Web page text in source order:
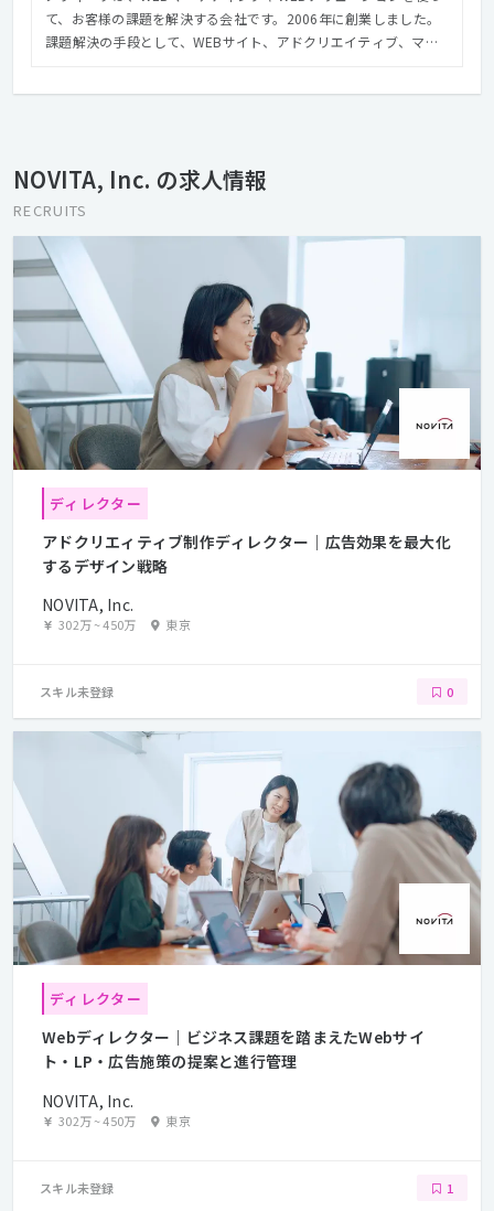
て、お客様の課題を解決する会社です。2006年に創業しました。
課題解決の手段として、WEBサイト、アドクリエイティブ、マー
同した女性向けキャリア支援・人材紹介サービス「CAREER
MARK」など、WEBを介した新しいサービス、仕組み作りにも注力
持つクライアントにとって何が最適かを常に考え、社内外スタッ
フで協力し合う文化が根付いています。 この課題解決のプロセス
を仕事として楽しめる社員が多く所属しているのも、ノヴィータ
の大きな特徴です。 一方で、個人に一定の裁量があるため、これ
までの経験を生かし、スキルアップを追求していくことも可能な
環境です。 まだまだ成長途上の会社なので、一緒に組織を作って
いただける方、会社とともに成長していただける方のご応募をお
待ちしています。
NOVITA, Inc. の求人情報
RECRUITS
ディレクター
アドクリエィティブ制作ディレクター｜広告効果を最大化
するデザイン戦略
NOVITA, Inc.
302万~450万 東京
スキル未登録 0
ディレクター
Webディレクター｜ビジネス課題を踏まえたWebサイ
ト・LP・広告施策の提案と進行管理
NOVITA, Inc.
302万~450万 東京
スキル未登録 1